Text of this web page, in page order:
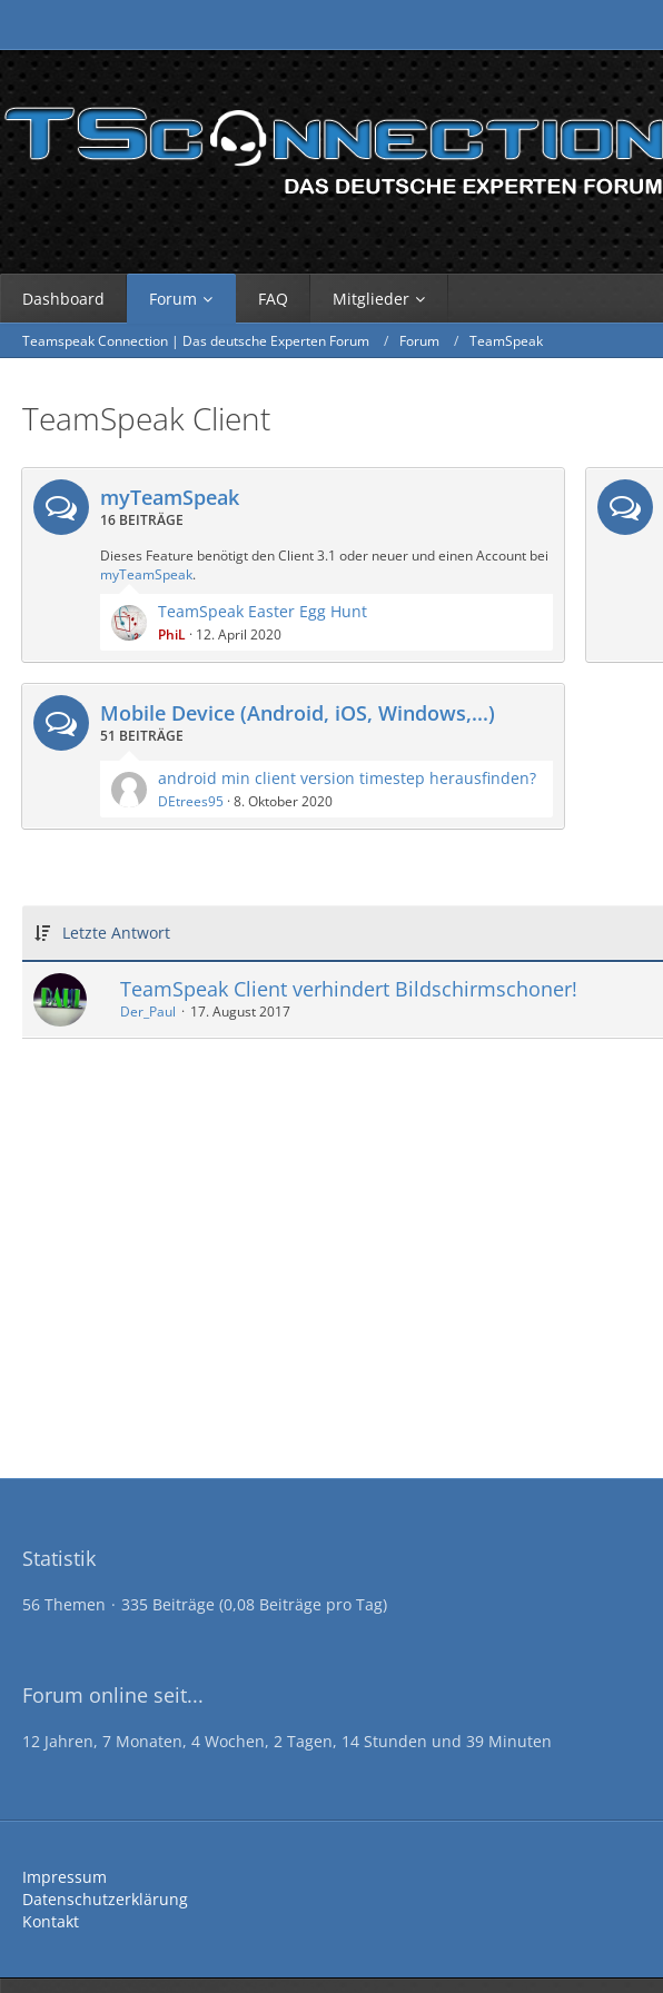
Dashboard Forum FAQ Mitglieder
Teamspeak Connection | Das deutsche Experten Forum Forum TeamSpeak
TeamSpeak Client
myTeamSpeak
16 BEITRÄGE
Dieses Feature benötigt den Client 3.1 oder neuer und einen Account bei
myTeamSpeak.
TeamSpeak Easter Egg Hunt
PhiL 12. April 2020
Mobile Device (Android, iOS, Windows,...)
51 BEITRÄGE
android min client version timestep herausfinden?
DEtrees95 8. Oktober 2020
Letzte Antwort
TeamSpeak Client verhindert Bildschirmschoner!
Der_Paul 17. August 2017
Statistik
56 Themen 335 Beiträge (0,08 Beiträge pro Tag)
Forum online seit...
12 Jahren, 7 Monaten, 4 Wochen, 2 Tagen, 14 Stunden und 39 Minuten
Impressum
Datenschutzerklärung
Kontakt